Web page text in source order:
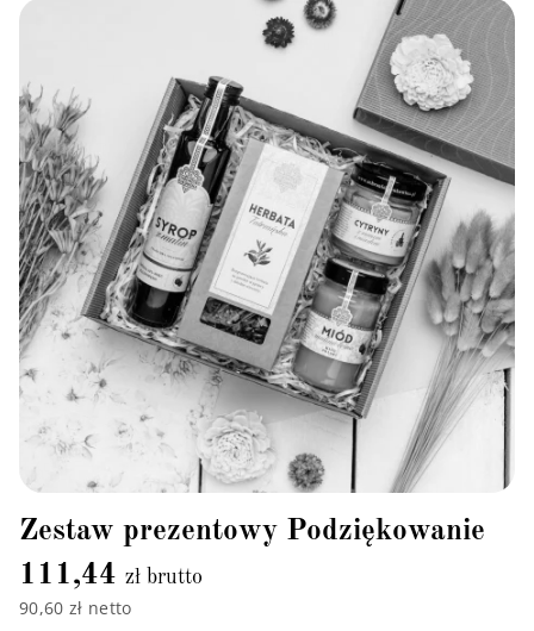
Zestaw prezentowy Podziękowanie
111,44 zł brutto
90,60 zł netto